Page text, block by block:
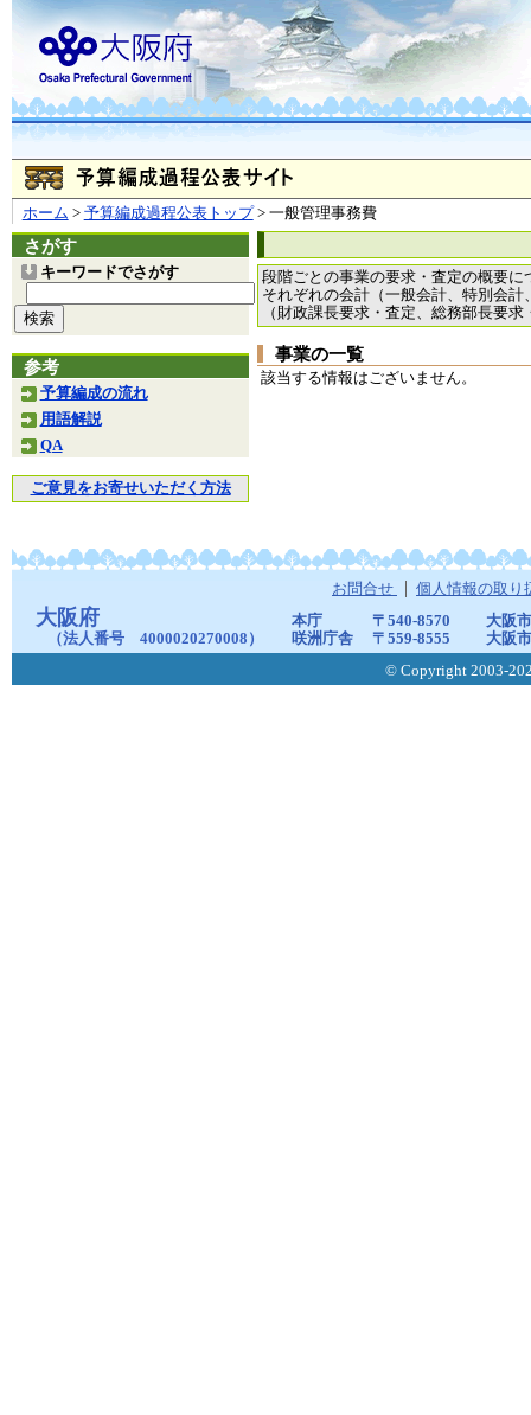
ホーム > 予算編成過程公表トップ> 一般管理事務費
さがす
キーワードでさがす
参考
予算編成の流れ
用語解説
QA
ご意見をお寄せいただく方法
段階ごとの事業の要求・査定の概要に
それぞれの会計（一般会計、特別会
（財政課長要求・査定、総務部長要
事業の一覧
該当する情報はございません。
お問合せ 個人情報の取り
大阪府
（法人番号 4000020270008）
本庁 〒540-8570
大阪
咲洲庁舎
〒559-8555
大阪
© Copyright 2003-